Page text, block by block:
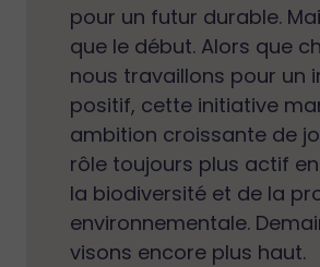
pour un futur durable.
que le début. Alors que
nous travaillons pour un
positif, cette initiative
ambition croissante de
rôle toujours plus actif
la biodiversité et de la
environnementale.
visons encore plus haut.